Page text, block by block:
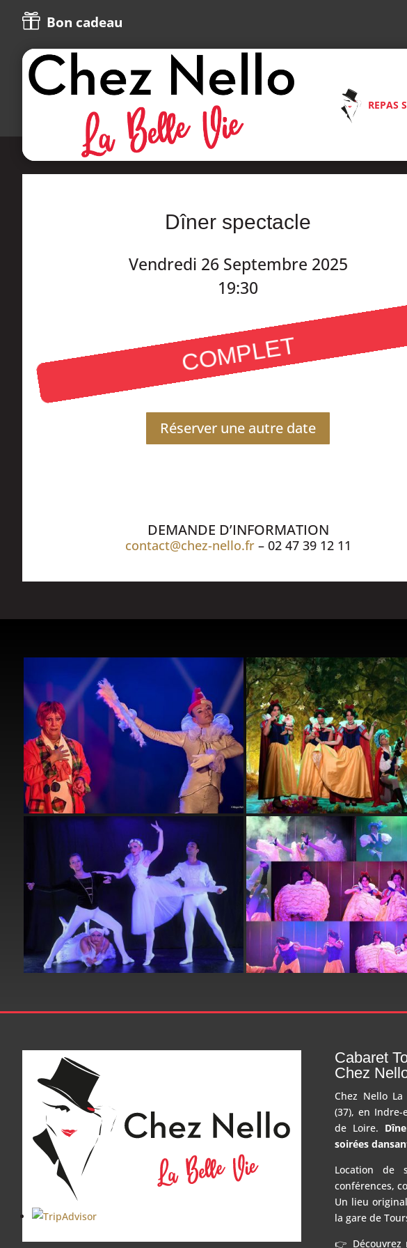
 Bon cadeau
REPAS
Dîner spectacle
Vendredi 26 Septembre 2025
19:30
COMPLET
Réserver une autre date
DEMANDE D’INFORMATION
contact@chez-nello.fr– 02 47 39 12 11
Cabaret
Chez
Chez Nello
(37), en
de Loire.
soirées
Location de
conférences,
Un lieu
la gare de
👉 Découvrez